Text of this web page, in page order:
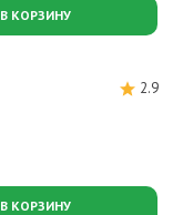
В КОРЗИНУ
2.9
В КОРЗИНУ